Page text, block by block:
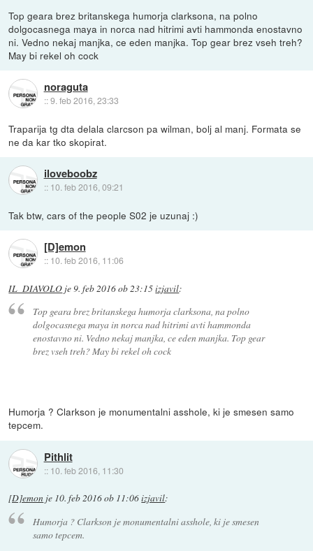
Top geara brez britanskega humorja clarksona, na polno
dolgocasnega maya in norca nad hitrimi avti hammonda enostavno
ni. Vedno nekaj manjka, ce eden manjka. Top gear brez vseh treh?
May bi rekel oh cock
noraguta
::9. feb 2016, 23:33
Traparija tg dta delala clarcson pa wilman, bolj al manj. Formata se
ne da kar tko skopirat.
iloveboobz
:: 10. feb 2016, 09:21
Tak btw, cars of the people S02 je uzunaj :)
[D]emon
:: 10. feb 2016, 11:06
IL_DIAVOLO je9. feb 2016 ob 23:15izjavil:
Top geara brez britanskega humorja clarksona, na polno
dolgocasnega maya in norca nad hitrimi avti hammonda
enostavno ni. Vedno nekaj manjka, ce eden manjka. Top gear
brez vseh treh? May bi rekel oh cock
Humorja ? Clarkson je monumentalni asshole, ki je smesen samo
tepcem.
Pithlit
:: 10. feb 2016, 11:30
[D]emon je 10. feb 2016 ob 11:06izjavil:
Humorja ? Clarkson je monumentalni asshole, ki je smesen
samo tepcem.